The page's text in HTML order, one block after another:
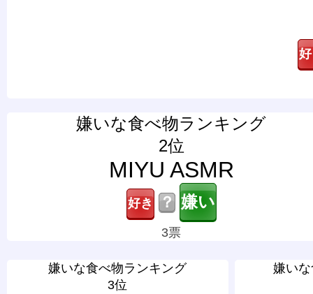
嫌いな食べ物ランキング
2位
MIYU ASMR
？
3票
嫌いな食べ物ランキング
3位
嫌い